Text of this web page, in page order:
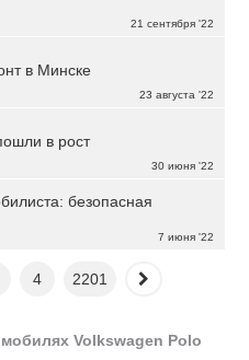
21 сентября '22
23 августа '22
в Минске
30 июня '22
в рост
7 июня '22
безопасная
4 2201
Volkswagen Polo